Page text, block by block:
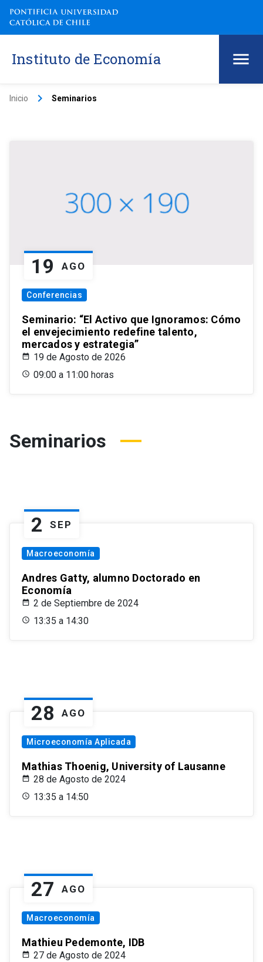
Instituto de Economía
Inicio keyboard_arrow_right Seminarios
19 AGO
Conferencias
Seminario: “El Activo que Ignoramos: Cómo
el envejecimiento redefine talento,
mercados y estrategia”
19 de Agosto de 2026
09:00 a 11:00 horas
Seminarios
2 SEP
Macroeconomía
Andres Gatty, alumno Doctorado en
Economía
2 de Septiembre de 2024
13:35 a 14:30
28 AGO
Microeconomía Aplicada
Mathias Thoenig, University of Lausanne
28 de Agosto de 2024
13:35 a 14:50
27 AGO
Macroeconomía
Mathieu Pedemonte, IDB
27 de Agosto de 2024